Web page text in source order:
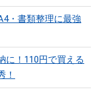
・書類整理に最強
に！110円で買える
！